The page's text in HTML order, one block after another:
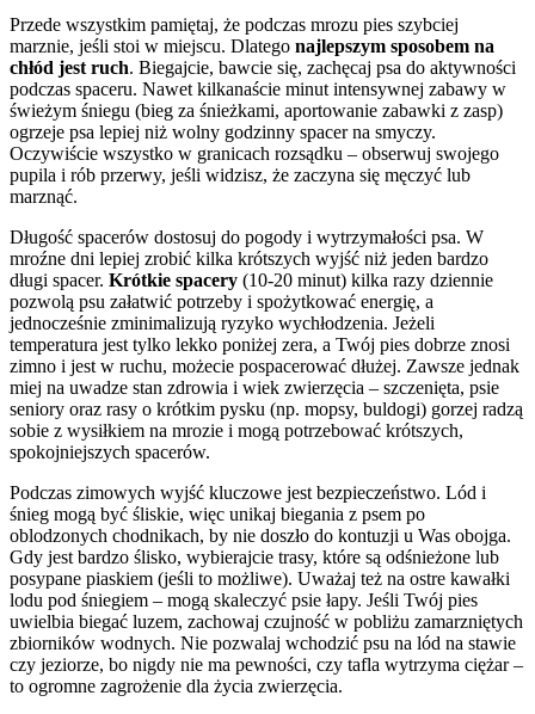
Przede wszystkim pamiętaj, że podczas mrozu pies szybciej
marznie, jeśli stoi w miejscu. Dlatego najlepszym sposobem na
chłód jest ruch. Biegajcie, bawcie się, zachęcaj psa do aktywności
podczas spaceru. Nawet kilkanaście minut intensywnej zabawy w
świeżym śniegu (bieg za śnieżkami, aportowanie zabawki z zasp)
ogrzeje psa lepiej niż wolny godzinny spacer na smyczy.
Oczywiście wszystko w granicach rozsądku – obserwuj swojego
pupila i rób przerwy, jeśli widzisz, że zaczyna się męczyć lub
marznąć.
Długość spacerów dostosuj do pogody i wytrzymałości psa. W
mroźne dni lepiej zrobić kilka krótszych wyjść niż jeden bardzo
długi spacer. Krótkie spacery (10-20 minut) kilka razy dziennie
pozwolą psu załatwić potrzeby i spożytkować energię, a
jednocześnie zminimalizują ryzyko wychłodzenia. Jeżeli
temperatura jest tylko lekko poniżej zera, a Twój pies dobrze znosi
zimno i jest w ruchu, możecie pospacerować dłużej. Zawsze jednak
miej na uwadze stan zdrowia i wiek zwierzęcia – szczenięta, psie
seniory oraz rasy o krótkim pysku (np. mopsy, buldogi) gorzej radzą
sobie z wysiłkiem na mrozie i mogą potrzebować krótszych,
spokojniejszych spacerów.
Podczas zimowych wyjść kluczowe jest bezpieczeństwo. Lód i
śnieg mogą być śliskie, więc unikaj biegania z psem po
oblodzonych chodnikach, by nie doszło do kontuzji u Was obojga.
Gdy jest bardzo ślisko, wybierajcie trasy, które są odśnieżone lub
posypane piaskiem (jeśli to możliwe). Uważaj też na ostre kawałki
lodu pod śniegiem – mogą skaleczyć psie łapy. Jeśli Twój pies
uwielbia biegać luzem, zachowaj czujność w pobliżu zamarzniętych
zbiorników wodnych. Nie pozwalaj wchodzić psu na lód na stawie
czy jeziorze, bo nigdy nie ma pewności, czy tafla wytrzyma ciężar –
to ogromne zagrożenie dla życia zwierzęcia.